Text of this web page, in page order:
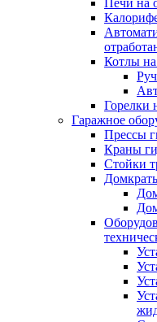
Печи на
Котлы на
Горелки
Гаражное
Прессы
Краны
Стойки